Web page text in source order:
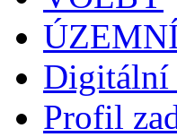
Digitální
Profil